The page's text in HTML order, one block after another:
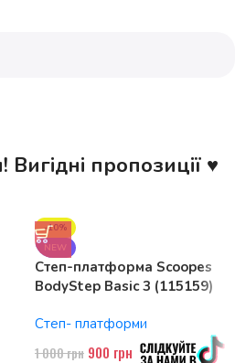
пропозиції ♥
-10%
NEW
Степ-платформа Scoopes
BodyStep Basic 3 (115159)
рівні
Степ- платформи
1 000грн 900 грн